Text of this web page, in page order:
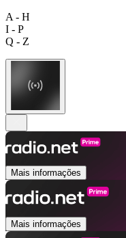
A - H
I - P
Q - Z
Mais informações
Mais informações